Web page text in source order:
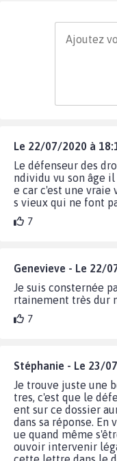
Le 22/07/2020 à
Le défenseur des
ndividu vu son âge
e car c'est une vraie
s vieux qui ne font
7
Genevieve - Le 22/
Je suis consternée
rtainement très dur
7
Stéphanie - Le 23/
Je trouve juste une
tres, c'est que le
ent sur ce dossier
dans sa réponse.
ue quand même
ouvoir intervenir